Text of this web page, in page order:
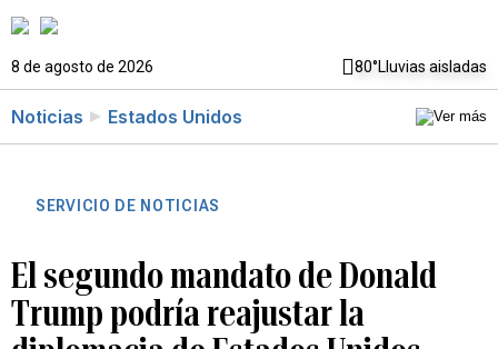
8 de agosto de 2026 80°Lluvias aisladas
Noticias Estados Unidos
SERVICIO DE NOTICIAS
El segundo mandato de Donald
Trump podría reajustar la